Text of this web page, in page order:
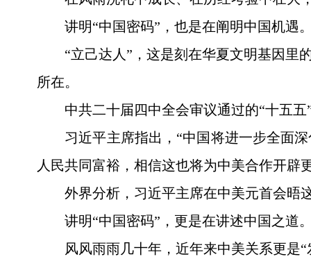
讲明“中国密码”，也是在阐明中国机遇
“立己达人”，这是刻在华夏文明基因里
所在。
中共二十届四中全会审议通过的“十五
习近平主席指出，“中国将进一步全面
人民共同富裕，相信这也将为中美合作开辟
外界分析，习近平主席在中美元首会晤
讲明“中国密码”，更是在讲述中国之道
风风雨雨几十年，近年来中美关系更是